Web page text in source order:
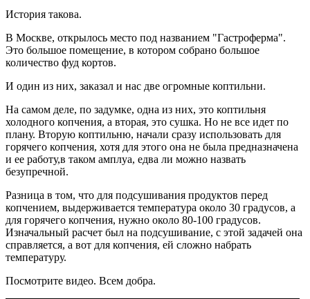
История такова.
В Москве, открылось место под названием "Гастроферма".
Это большое помещение, в котором собрано большое
количество фуд кортов.
И один из них, заказал и нас две огромные коптильни.
На самом деле, по задумке, одна из них, это коптильня
холодного копчения, а вторая, это сушка. Но не все идет по
плану. Вторую коптильню, начали сразу использовать для
горячего копчения, хотя для этого она не была предназначена
и ее работу,в таком амплуа, едва ли можно назвать
безупречной.
Разница в том, что для подсушивания продуктов перед
копчением, выдерживается температура около 30 градусов, а
для горячего копчения, нужно около 80-100 градусов.
Изначальный расчет был на подсушивание, с этой задачей она
справляется, а вот для копчения, ей сложно набрать
температуру.
Посмотрите видео. Всем добра.